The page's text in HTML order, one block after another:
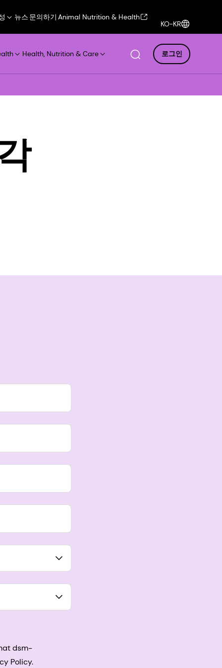
뉴스 문의하기 Animal Nutrition & Health
KO-KR
Health, Nutrition & Care 로그인
dsm-
Policy.